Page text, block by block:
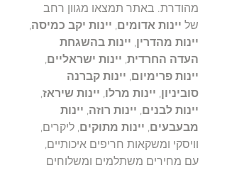
מהודרת. באתר תמצאו מגוון רחב
של יינות אדומים, יינות יקב כמיסה,
יינות מהדרין, יינות בהשגחת
העדה החרדית, יינות ישראליים,
יינות פרימיום, יינות קברנה
סוביניון, יינות מרלו, יינות שיראז,
יינות לבנים, יינות רוזה, יינות
מבעבעים, יינות מתוקים, ליקרים,
וויסקי ומשקאות חריפים איכותיים,
עם מחירים משתלמים ומשלוחים